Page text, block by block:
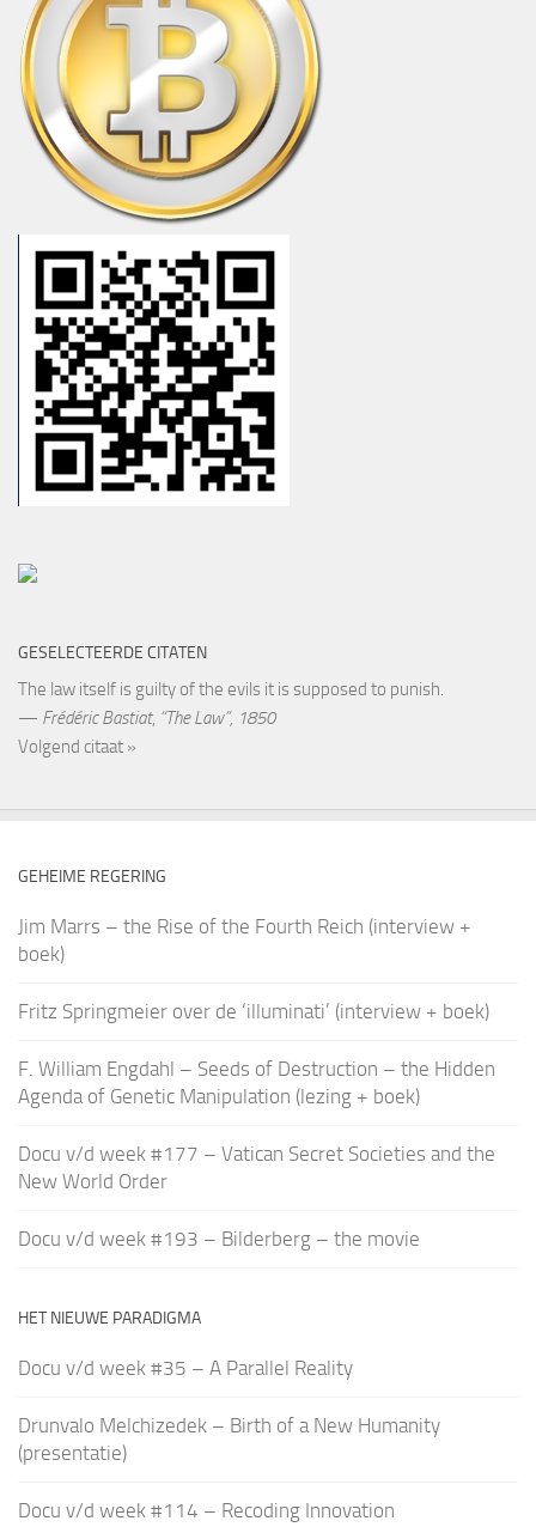
GESELECTEERDE CITATEN
The law itself is guilty of the evils it is supposed to punish.
— Frédéric Bastiat, “The Law”, 1850
Volgend citaat »
GEHEIME REGERING
Jim Marrs – the Rise of the Fourth Reich (interview +
boek)
Fritz Springmeier over de ‘illuminati’ (interview + boek)
F. William Engdahl – Seeds of Destruction – the Hidden
Agenda of Genetic Manipulation (lezing + boek)
Docu v/d week #177 – Vatican Secret Societies and the
New World Order
Docu v/d week #193 – Bilderberg – the movie
HET NIEUWE PARADIGMA
Docu v/d week #35 – A Parallel Reality
Drunvalo Melchizedek – Birth of a New Humanity
(presentatie)
Docu v/d week #114 – Recoding Innovation